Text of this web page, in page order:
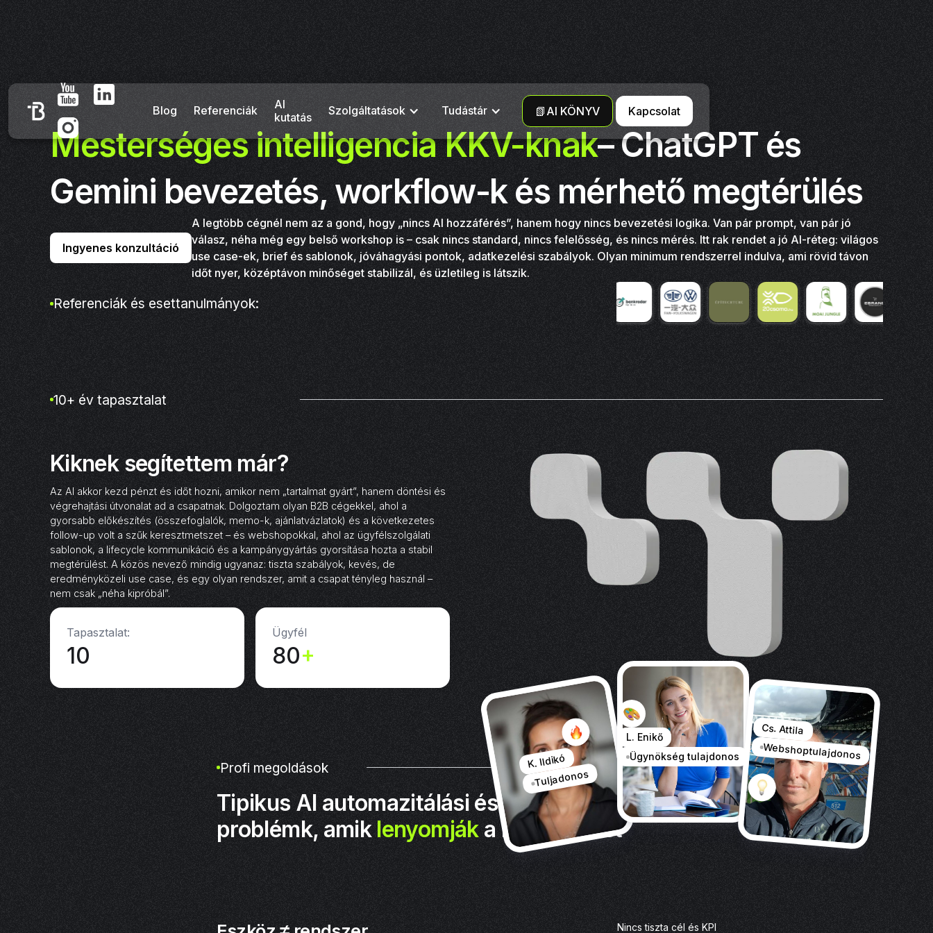
Blog Referenciák
AI
kutatás
Szolgáltatások Tudástár 📗AI KÖNYV Kapcsolat
Mesterséges intelligencia KKV-knak– ChatGPT és
Gemini bevezetés, workflow-k és mérhető megtérülés
Ingyenes konzultáció
A legtöbb cégnél nem az a gond, hogy „nincs AI hozzáférés”, hanem hogy nincs bevezetési logika. Van pár prompt, van pár jó
válasz, néha még egy belső workshop is – csak nincs standard, nincs felelősség, és nincs mérés. Itt rak rendet a jó AI-réteg: világos
use case-ek, brief és sablonok, jóváhagyási pontok, adatkezelési szabályok. Olyan minimum rendszerrel indulva, ami rövid távon
időt nyer, középtávon minőséget stabilizál, és üzletileg is látszik.
Referenciák és esettanulmányok:
10+ év tapasztalat
Kiknek segítettem már?
Az AI akkor kezd pénzt és időt hozni, amikor nem „tartalmat gyárt”, hanem döntési és
végrehajtási útvonalat ad a csapatnak. Dolgoztam olyan B2B cégekkel, ahol a
gyorsabb előkészítés (összefoglalók, memo-k, ajánlatvázlatok) és a következetes
follow-up volt a szűk keresztmetszet – és webshopokkal, ahol az ügyfélszolgálati
sablonok, a lifecycle kommunikáció és a kampánygyártás gyorsítása hozta a stabil
megtérülést. A közös nevező mindig ugyanaz: tiszta szabályok, kevés, de
eredményközeli use case, és egy olyan rendszer, amit a csapat tényleg használ –
nem csak „néha kipróbál”.
Tapasztalat:
10
Ügyfél
80+
K. Ildikó
Tuljadonos
L. Enikő
Ügynökség tulajdonos
Cs. Attila
Webshoptulajdonos
Profi megoldások
Tipikus AI automazitálási és bevezetési
problémk, amik lenyomják a megtérülést
Nincs tiszta cél és KPI